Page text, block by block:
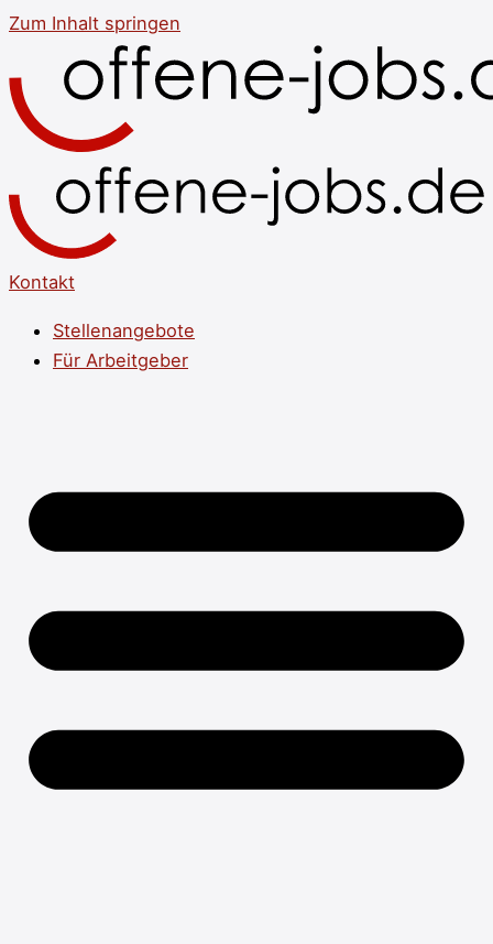
Zum Inhalt springen
Kontakt
Stellenangebote
Für Arbeitgeber